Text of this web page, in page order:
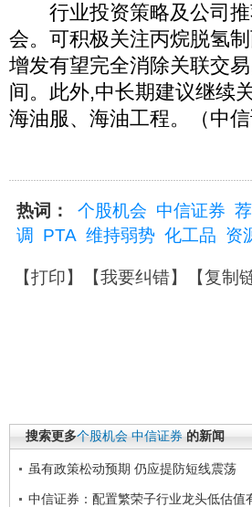
行业投资策略及公司推
会。可积极关注丙烷脱氢
增发有望完全消除关联交
间。此外,中长期建议继续
海油服、海油工程。（中信
热词： 个股机会 中信证券
调
PTA 维持弱势 化工品 资
【打印】【我要纠错】【复制
搜索更多个股机会 中信证券 的新闻
虽有政策松动预期 仍应提防短线震荡
中信证券：配置繁荣子行业龙头低估值